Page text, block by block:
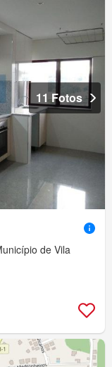
11 Fotos
de Vila